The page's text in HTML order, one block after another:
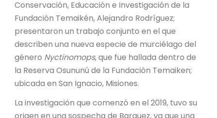
Conservación, Educación e Investigación de la
Fundación Temaikén, Alejandro Rodríguez;
presentaron un trabajo conjunto en el que
describen una nueva especie de murciélago del
género Nyctinomops, que fue hallada dentro de
la Reserva Osununú de la Fundación Temaiken;
ubicada en San Ignacio, Misiones.
La investigación que comenzó en el 2019, tuvo su
origen en una sospecha de Barquez, ya que una